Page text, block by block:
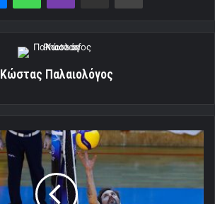
Κώστας Παλαιολόγος